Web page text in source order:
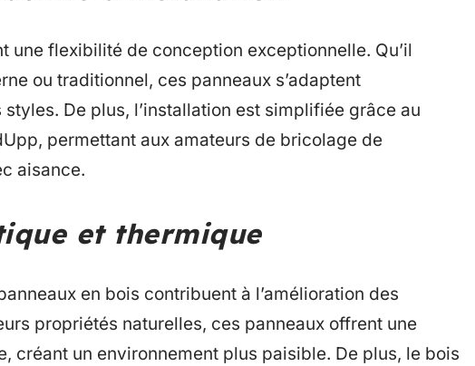
une flexibilité de conception exceptionnelle. Qu’il
ou traditionnel, ces panneaux s’adaptent
De plus, l’installation est simplifiée grâce au
permettant aux amateurs de bricolage de
aisance.
et thermique
en bois contribuent à l’amélioration des
propriétés naturelles, ces panneaux offrent une
créant un environnement plus paisible. De plus, le bois